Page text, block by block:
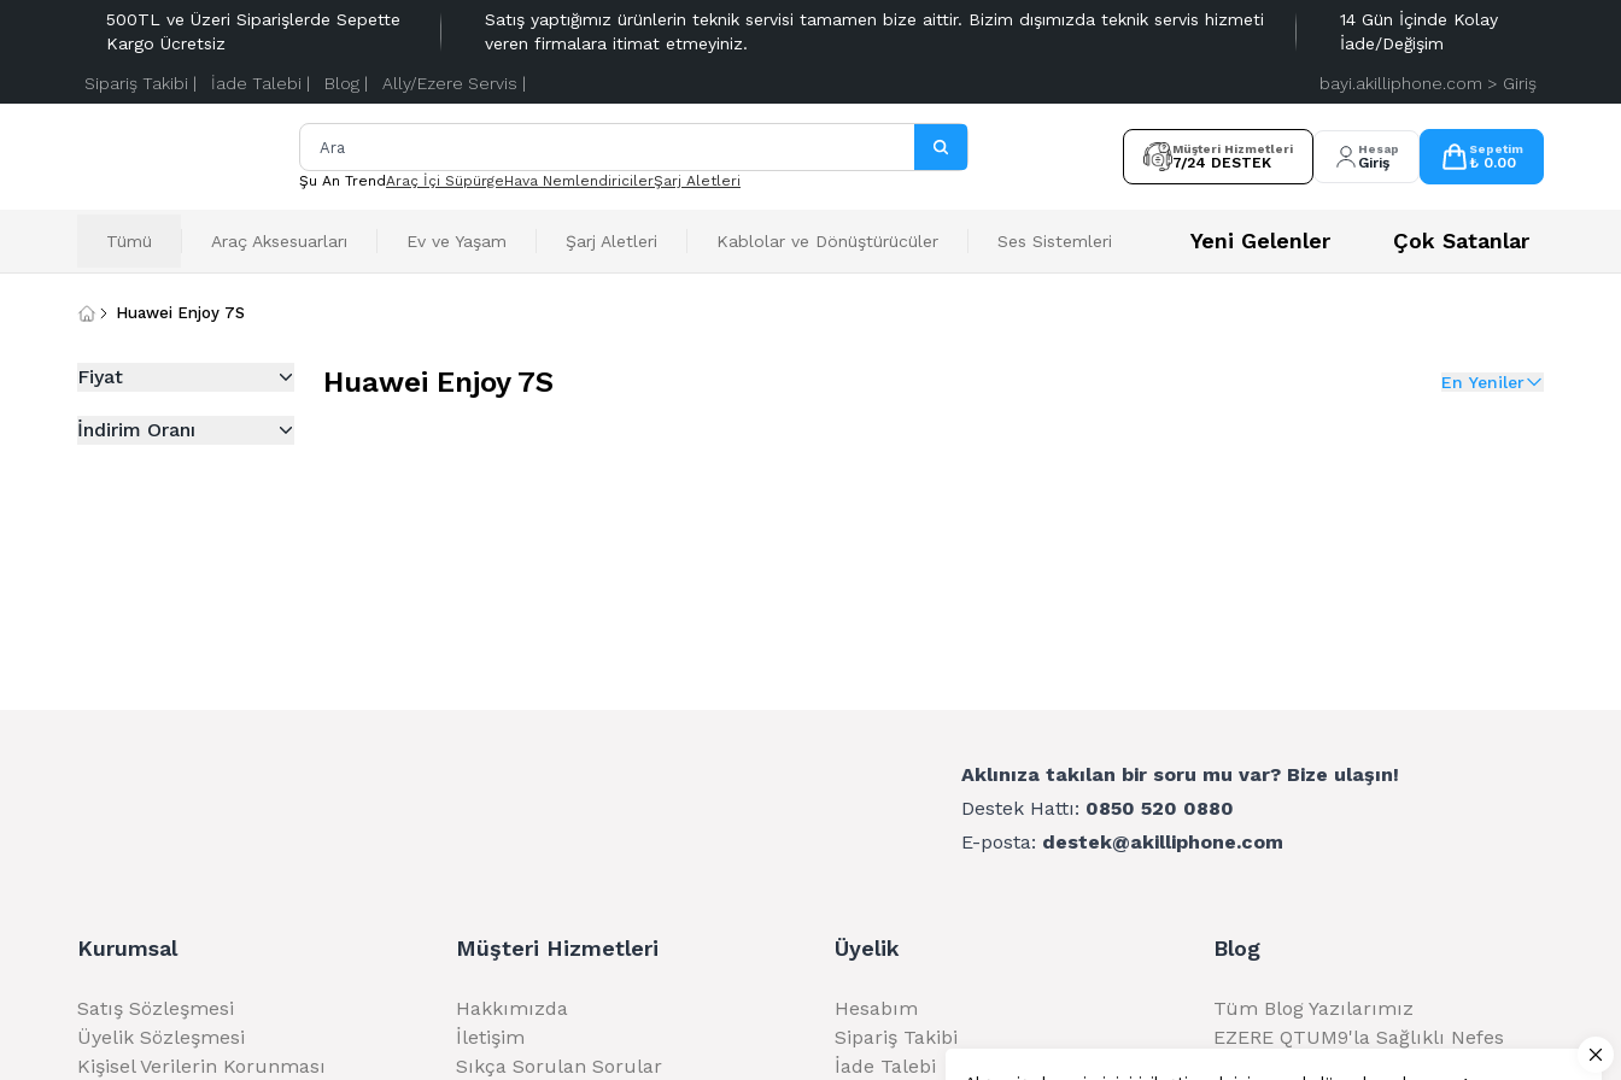
500TL ve Üzeri Siparişlerde Sepette
Kargo Ücretsiz
Satış yaptığımız ürünlerin teknik servisi tamamen bize aittir. Bizim dışımızda teknik servis hizmeti
veren firmalara itimat etmeyiniz.
14 Gün İçinde Kolay
İade/Değişim
Sipariş Takibi | İade Talebi | Blog | Ally/Ezere Servis | bayi.akilliphone.com > Giriş
Şu An TrendAraç İçi SüpürgeHava NemlendiricilerŞarj Aletleri
Müşteri Hizmetleri
7/24 DESTEK
Hesap
Giriş
Sepetim
₺ 0.00
Tümü Araç Aksesuarları Ev ve Yaşam Şarj Aletleri Kablolar ve Dönüştürücüler Ses Sistemleri Yeni Gelenler Çok Satanlar
Huawei Enjoy 7S
Fiyat
İndirim Oranı
Huawei Enjoy 7S En Yeniler
Aklınıza takılan bir soru mu var? Bize ulaşın!
Destek Hattı: 0850 520 0880
E-posta: destek@akilliphone.com
Kurumsal
Satış Sözleşmesi
Üyelik Sözleşmesi
Kişisel Verilerin Korunması
Müşteri Hizmetleri
Hakkımızda
İletişim
Sıkça Sorulan Sorular
Üyelik
Hesabım
Sipariş Takibi
İade Talebi
Blog
Tüm Blog Yazılarımız
EZERE QTUM9'la Sağlıklı Nefes